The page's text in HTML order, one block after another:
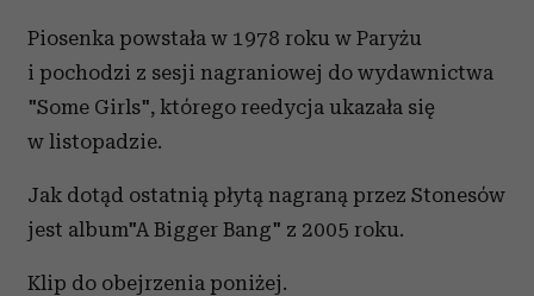
Piosenka powstała w 1978 roku w Paryżu
i pochodzi z sesji nagraniowej do wydawnictwa
"Some Girls", którego reedycja ukazała się
w listopadzie.
Jak dotąd ostatnią płytą nagraną przez Stonesów
jest album"A Bigger Bang" z 2005 roku.
Klip do obejrzenia poniżej.